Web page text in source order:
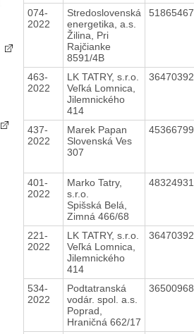
074-
2022
Stredoslovenská
energetika, a.s.
Žilina, Pri
Rajčianke
8591/4B
51865467
463-
2022
LK TATRY, s.r.o.
Veľká Lomnica,
Jilemnického
414
36470392
437-
2022
Marek Papan
Slovenská Ves
307
45366799
401-
2022
Marko Tatry,
s.r.o.
Spišská Belá,
Zimná 466/68
48324931
221-
2022
LK TATRY, s.r.o.
Veľká Lomnica,
Jilemnického
414
36470392
534-
2022
Podtatranská
vodár. spol. a.s.
Poprad,
Hraničná 662/17
36500968